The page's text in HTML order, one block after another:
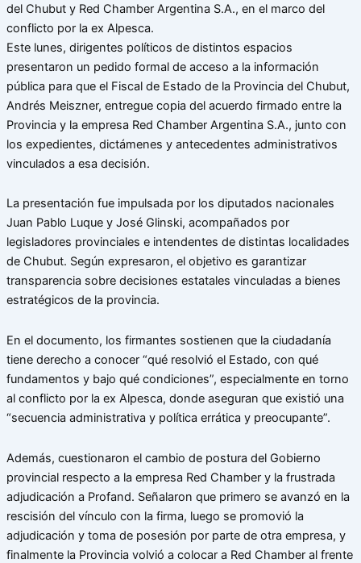
del Chubut y Red Chamber Argentina S.A., en el marco del
conflicto por la ex Alpesca.
Este lunes, dirigentes políticos de distintos espacios
presentaron un pedido formal de acceso a la información
pública para que el Fiscal de Estado de la Provincia del Chubut,
Andrés Meiszner, entregue copia del acuerdo firmado entre la
Provincia y la empresa Red Chamber Argentina S.A., junto con
los expedientes, dictámenes y antecedentes administrativos
vinculados a esa decisión.
La presentación fue impulsada por los diputados nacionales
Juan Pablo Luque y José Glinski, acompañados por
legisladores provinciales e intendentes de distintas localidades
de Chubut. Según expresaron, el objetivo es garantizar
transparencia sobre decisiones estatales vinculadas a bienes
estratégicos de la provincia.
En el documento, los firmantes sostienen que la ciudadanía
tiene derecho a conocer “qué resolvió el Estado, con qué
fundamentos y bajo qué condiciones”, especialmente en torno
al conflicto por la ex Alpesca, donde aseguran que existió una
“secuencia administrativa y política errática y preocupante”.
Además, cuestionaron el cambio de postura del Gobierno
provincial respecto a la empresa Red Chamber y la frustrada
adjudicación a Profand. Señalaron que primero se avanzó en la
rescisión del vínculo con la firma, luego se promovió la
adjudicación y toma de posesión por parte de otra empresa, y
finalmente la Provincia volvió a colocar a Red Chamber al frente